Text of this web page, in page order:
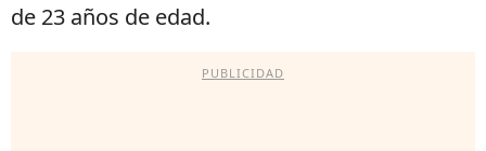
de 23 años de edad.
PUBLICIDAD